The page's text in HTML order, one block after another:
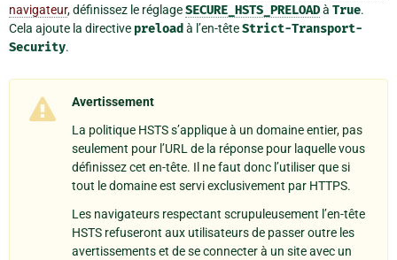
navigateur, définissez le réglageSECURE_HSTS_PRELOADà True.
Cela ajoute la directive preload à l’en-têteStrict-Transport-
Security.
Avertissement
La politique HSTS s’applique à un domaine entier, pas
seulement pour l’URL de la réponse pour laquelle vous
définissez cet en-tête. Il ne faut donc l’utiliser que si
tout le domaine est servi exclusivement par HTTPS.
Les navigateurs respectant scrupuleusement l’en-tête
HSTS refuseront aux utilisateurs de passer outre les
avertissements et de se connecter à un site avec un